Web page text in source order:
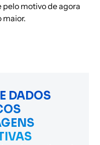
motivo de agora
maior.
DADOS